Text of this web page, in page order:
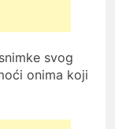
svog
onima koji